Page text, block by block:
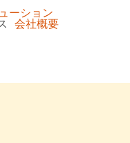
ーション
会社概要